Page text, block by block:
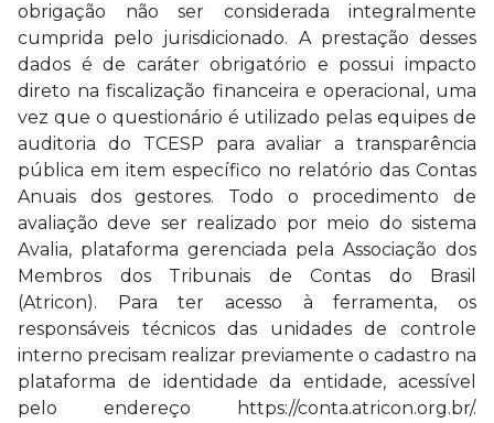
obrigação não ser considerada integralmente
cumprida pelo jurisdicionado. A prestação desses
dados é de caráter obrigatório e possui impacto
direto na fiscalização financeira e operacional, uma
vez que o questionário é utilizado pelas equipes de
auditoria do TCESP para avaliar a transparência
pública em item específico no relatório das Contas
Anuais dos gestores. Todo o procedimento de
avaliação deve ser realizado por meio do sistema
Avalia, plataforma gerenciada pela Associação dos
Membros dos Tribunais de Contas do Brasil
(Atricon). Para ter acesso à ferramenta, os
responsáveis técnicos das unidades de controle
interno precisam realizar previamente o cadastro na
plataforma de identidade da entidade, acessível
pelo endereço https://conta.atricon.org.br/.